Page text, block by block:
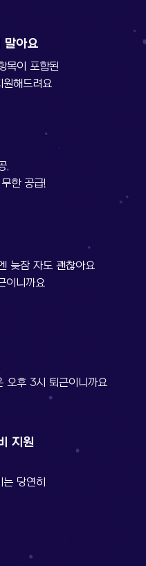
말아요
목이 포함된
해드려요
,
한 공급!
늦잠 자도 괜찮아요
이니까요
오후 3시 퇴근이니까요
지원
당연히